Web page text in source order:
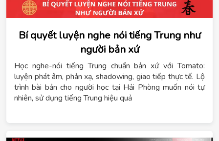
Bí quyết luyện nghe nói tiếng Trung như
người bản xứ
Học nghe-nói tiếng Trung chuẩn bản xứ với Tomato:
luyện phát âm, phản xạ, shadowing, giao tiếp thực tế. Lộ
trình bài bản cho người học tại Hải Phòng muốn nói tự
nhiên, sử dụng tiếng Trung hiệu quả